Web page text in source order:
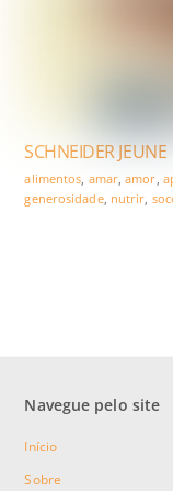
SCHNEIDER JEUNE
alimentos amar,amor
generosidade, nutrir
Navegue pelo site
Início
Sobre